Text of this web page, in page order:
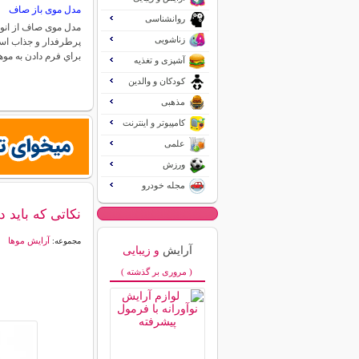
مدل موی باز صاف
مدل موی صاف از
پرطرفدار و جذاب
براي فرم دادن به
نکاتی که باید
مجموعه: آرایش موها
روانشناسی
زناشویی
آشپزی و تغذیه
کودکان و والدین
مذهبی
کامپیوتر و اینترنت
علمی
ورزش
مجله خودرو
آرایش و زیبایی
( مروری بر گذشته )